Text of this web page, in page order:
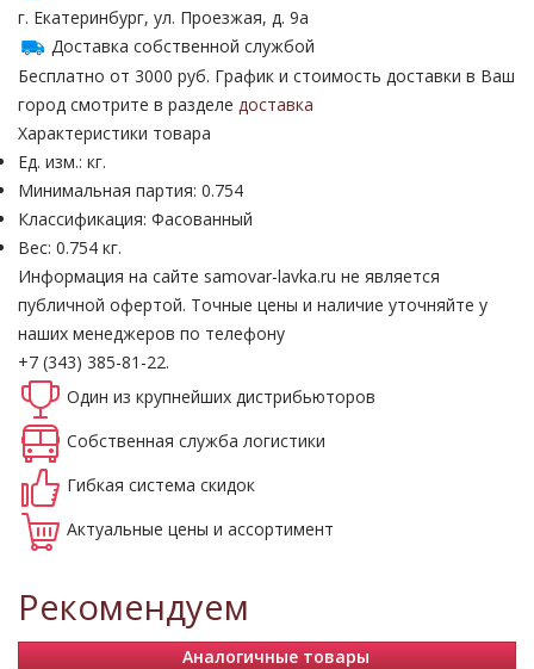
г. Екатеринбург, ул. Проезжая, д. 9а
Доставка собственной службой
Бесплатно от 3000 руб. График и стоимость доставки в Ваш
город смотрите в разделе доставка
Характеристики товара
Ед. изм.: кг.
Минимальная партия: 0.754
Классификация: Фасованный
Вес: 0.754 кг.
Информация на сайте samovar-lavka.ru не является
публичной офертой. Точные цены и наличие уточняйте у
наших менеджеров по телефону
+7 (343) 385-81-22.
Один из крупнейших дистрибьюторов
Собственная служба логистики
Гибкая система скидок
Актуальные цены и ассортимент
Рекомендуем
Аналогичные товары